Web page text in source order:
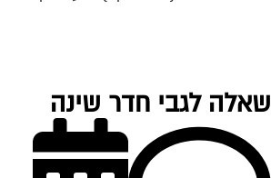
שאלה לגבי חדר שינה